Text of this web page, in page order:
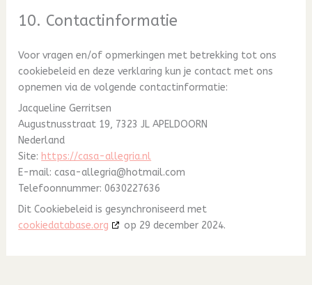
10. Contactinformatie
Voor vragen en/of opmerkingen met betrekking tot ons
cookiebeleid en deze verklaring kun je contact met ons
opnemen via de volgende contactinformatie:
Jacqueline Gerritsen
Augustnusstraat 19, 7323 JL APELDOORN
Nederland
Site: https://casa-allegria.nl
E-mail:casa-allegria@hotmail.com
Telefoonnummer: 0630227636
Dit Cookiebeleid is gesynchroniseerd met
cookiedatabase.org
op 29 december 2024.